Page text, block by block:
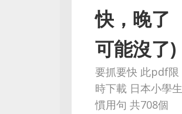
快，晚了
可能沒了)
要抓要快 此pdf限
時下載 日本小學生
慣用句 共708個